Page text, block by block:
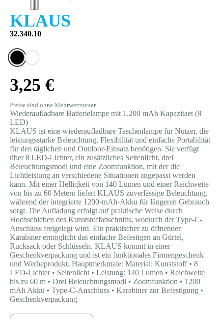
KLAUS
32.340.10
3,25 €
Preise sind ohne Mehrwertsteuer
Wiederaufladbare Batterielampe mit 1.200 mAh Kapazitaet (8
LED)
KLAUS ist eine wiederaufladbare Taschenlampe für Nutzer, die
leistungsstarke Beleuchtung, Flexibilität und einfache Portabilität
für den täglichen und Outdoor-Einsatz benötigen. Sie verfügt
über 8 LED-Lichter, ein zusätzliches Seitenlicht, drei
Beleuchtungsmodi und eine Zoomfunktion, mit der die
Lichtleistung an verschiedene Situationen angepasst werden
kann. Mit einer Helligkeit von 140 Lumen und einer Reichweite
von bis zu 60 Metern liefert KLAUS zuverlässige Beleuchtung,
während der integrierte 1200-mAh-Akku für längeren Gebrauch
sorgt. Die Aufladung erfolgt auf praktische Weise durch
Hochschieben des Kunststoffabschnitts, wodurch der Type-C-
Anschluss freigelegt wird. Ein praktischer zu öffnender
Karabiner ermöglicht das einfache Befestigen an Gürtel,
Rucksack oder Schlüsseln. KLAUS kommt in einer
Geschenkverpackung und ist ein funktionales Firmengeschenk
und Werbeprodukt. Hauptmerkmale: Material: Kunststoff • 8
LED-Lichter • Seitenlicht • Leistung: 140 Lumen • Reichweite
bis zu 60 m • Drei Beleuchtungsmodi • Zoomfunktion • 1200
mAh Akku • Type-C-Anschluss • Karabiner zur Befestigung •
Geschenkverpackung